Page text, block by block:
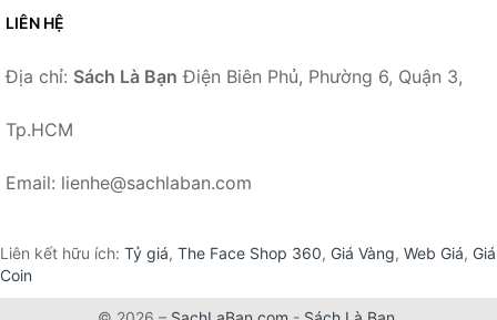
LIÊN HỆ
Địa chỉ: Sách Là Bạn Điện Biên Phủ, Phường 6, Quận 3,
Tp.HCM
Email: lienhe@sachlaban.com
Liên kết hữu ích: Tỷ giá, The Face Shop 360, Giá Vàng, Web Giá, Giá
Coin